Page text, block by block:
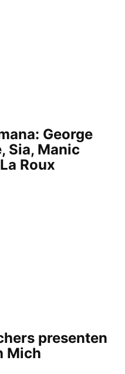
George
Sia, Manic
Roux
presenten
Mich